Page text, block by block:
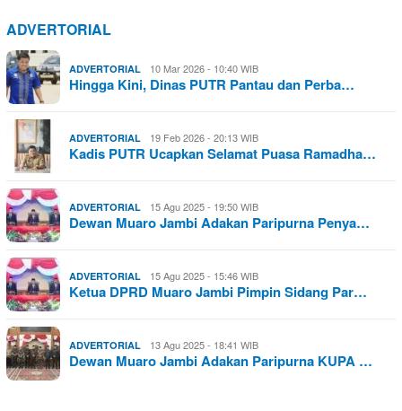
ADVERTORIAL
ADVERTORIAL 10 Mar 2026 - 10:40 WIB
Hingga Kini, Dinas PUTR Pantau dan Perba…
ADVERTORIAL 19 Feb 2026 - 20:13 WIB
Kadis PUTR Ucapkan Selamat Puasa Ramadha…
ADVERTORIAL 15 Agu 2025 - 19:50 WIB
Dewan Muaro Jambi Adakan Paripurna Penya…
ADVERTORIAL 15 Agu 2025 - 15:46 WIB
Ketua DPRD Muaro Jambi Pimpin Sidang Par…
ADVERTORIAL 13 Agu 2025 - 18:41 WIB
Dewan Muaro Jambi Adakan Paripurna KUPA …